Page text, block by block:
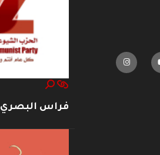
فراس البصري